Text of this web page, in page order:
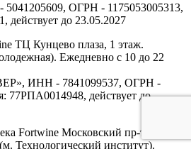
ОГРН - 1175053005313,
действует до 23.05.2027
ТЦ Кунцево плаза, 1 этаж.
Ежедневно с 10 до 22
ИНН - 7841099537, ОГРН -
77РПА0014948, действует до
Fortwine Московский пр-т.
Технологический институт).